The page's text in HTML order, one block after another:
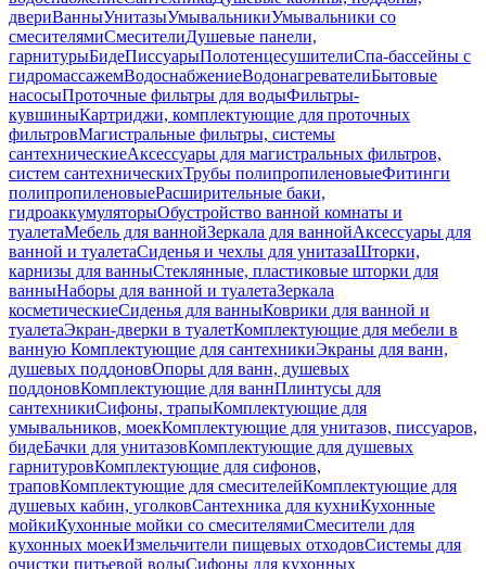
двериВанныУнитазыУмывальникиУмывальники со
смесителямиСмесителиДушевые панели,
гарнитурыБидеПиссуарыПолотенцесушителиСпа-бассейны с
гидромассажемВодоснабжениеВодонагревателиБытовые
насосыПроточные фильтры для водыФильтры-
кувшиныКартриджи, комплектующие для проточных
фильтровМагистральные фильтры, системы
сантехническиеАксессуары для магистральных фильтров,
систем сантехническихТрубы полипропиленовыеФитинги
полипропиленовыеРасширительные баки,
гидроаккумуляторыОбустройство ванной комнаты и
туалетаМебель для ваннойЗеркала для ваннойАксессуары для
ванной и туалетаСиденья и чехлы для унитазаШторки,
карнизы для ванныСтеклянные, пластиковые шторки для
ванныНаборы для ванной и туалетаЗеркала
косметическиеСиденья для ванныКоврики для ванной и
туалетаЭкран-дверки в туалетКомплектующие для мебели в
ванную Комплектующие для сантехникиЭкраны для ванн,
душевых поддоновОпоры для ванн, душевых
поддоновКомплектующие для ваннПлинтусы для
сантехникиСифоны, трапыКомплектующие для
умывальников, моекКомплектующие для унитазов, писсуаров,
бидеБачки для унитазовКомплектующие для душевых
гарнитуровКомплектующие для сифонов,
траповКомплектующие для смесителейКомплектующие для
душевых кабин, уголковСантехника для кухниКухонные
мойкиКухонные мойки со смесителямиСмесители для
кухонных моекИзмельчители пищевых отходовСистемы для
очистки питьевой водыСифоны для кухонных